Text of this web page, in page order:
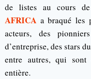
de listes au cours
AFRICA a braqué les
acteurs, des
d’entreprise, des stars
entre autres, qui sont
entière.